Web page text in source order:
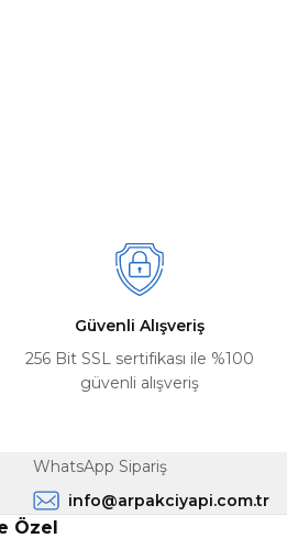
Güvenli Alışveriş
256 Bit SSL sertifikası ile %100
güvenli alışveriş
WhatsApp Sipariş
info@arpakciyapi.com.tr
Özel